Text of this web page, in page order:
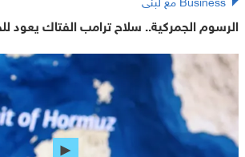
الرسوم الجمركية.. سلاح ترامب الفتاك يعود